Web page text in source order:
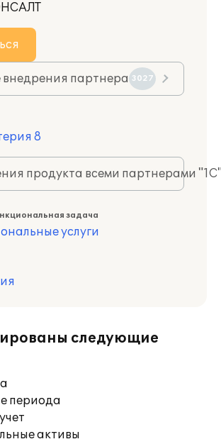
внедрения партнера 3027
8
продукта всеми партнерами
задача
услуги
следующие
периода
активы